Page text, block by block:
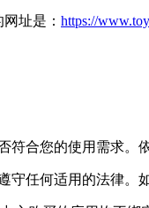
址是： https://
符合您的使用需求
守任何适用的法律